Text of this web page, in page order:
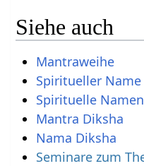
Siehe auch
Mantraweihe
Spiritueller Name
Spirituelle
Mantra Diksha
Nama Diksha
Seminare zum